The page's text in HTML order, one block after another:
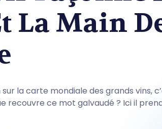
La Main
la carte mondiale des grands vins,
recouvre ce mot galvaudé ? Ici il